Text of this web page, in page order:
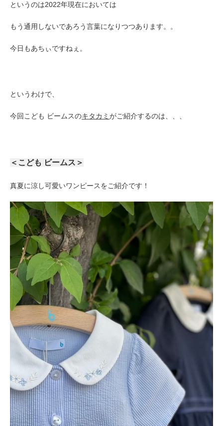
というのは2022年現在においては
もう通用しないであろう言葉になりつつあります。。
今日もあちぃですねぇ。
というわけで、
今回こども ビームスのキタカミ がご紹介するのは、、、
＜こども ビームス＞
真夏に涼し可愛いワンピースをご紹介です！